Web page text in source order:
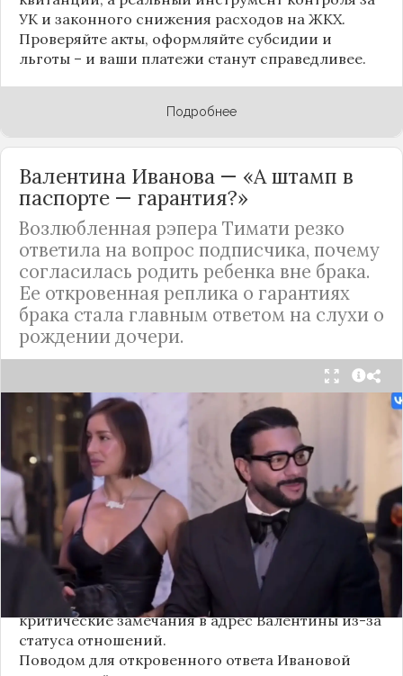
УК и законного снижения расходов на ЖКХ.
Проверяйте акты, оформляйте субсидии и
льготы – и ваши платежи станут справедливее.
Подробнее
Валентина Иванова — «А штамп в
паспорте — гарантия?»
Возлюбленная рэпера Тимати резко
ответила на вопрос подписчика, почему
согласилась родить ребенка вне брака.
Ее откровенная реплика о гарантиях
брака стала главным ответом на слухи о
рождении дочери.
Валентина Иванова, избранница рэпера Тимати,
публично ответила на бестактный вопрос о
своем решении родить ребенка вне
официального брака. Ее резкая реакция стала
первым косвенным подтверждением слухов о
рождении дочери, ранее распространяемых
изданием «СтарХит».
Хотя сама звездная пара официально не
объявляла о пополнении, поклонники уже
засыпали их поздравлениями. Однако
некоторые комментаторы позволили себе
критические замечания в адрес Валентины из-за
статуса отношений.
Поводом для откровенного ответа Ивановой